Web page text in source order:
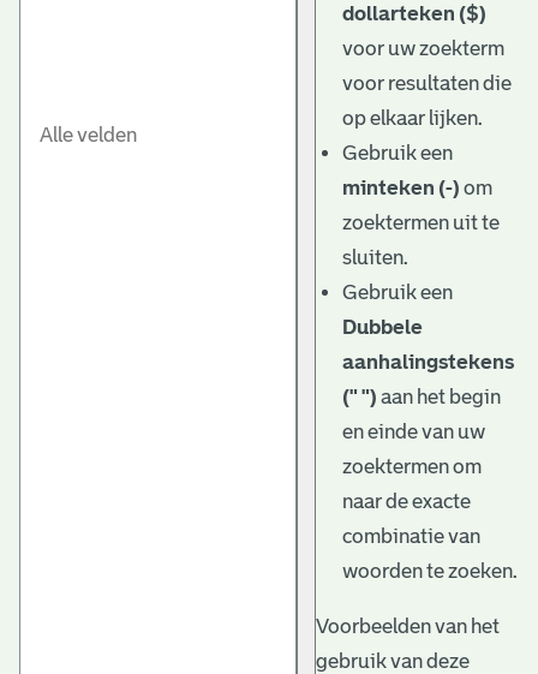
dollarteken ($)
voor uw zoekterm
voor resultaten die
op elkaar lijken.
Gebruik een
minteken (-) om
zoektermen uit te
sluiten.
Gebruik een
Dubbele
aanhalingstekens
(" ") aan het begin
en einde van uw
zoektermen om
naar de exacte
combinatie van
woorden te zoeken.
Voorbeelden van het
gebruik van deze